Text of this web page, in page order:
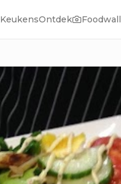
KeukensOntdek Foodwall